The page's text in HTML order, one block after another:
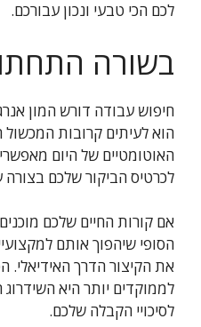
לכם הכי טבעי ונכון עבורכם.
בשורה
חיפוש עבודה דורש המון
הוא לעיתים קרובות
האוטומטיים של היום
לכרטיס הביקור שלכם בצורה
אם קורות החיים שלכם
הסופי שיהפוך אותם
את הקיצור הדרך
לממוקדים יותר היא
לסיכויי הקבלה שלכם.